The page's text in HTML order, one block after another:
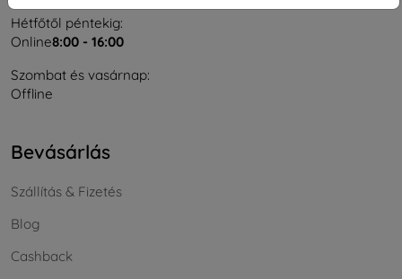
Hétfőtől péntekig:
Online8:00 - 16:00
Szombat és vasárnap:
Offline
Bevásárlás
Szállítás & Fizetés
Blog
Cashback